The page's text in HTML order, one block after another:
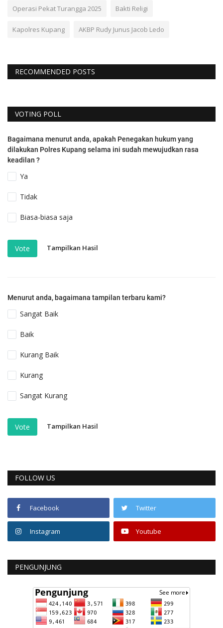
Operasi Pekat Turangga 2025 Bakti Religi
Kapolres Kupang AKBP Rudy Junus Jacob Ledo
RECOMMENDED POSTS
VOTING POLL
Bagaimana menurut anda, apakah Penegakan hukum yang
dilakukan Polres Kupang selama ini sudah mewujudkan rasa
keadilan ?
Ya
Tidak
Biasa-biasa saja
Vote Tampilkan Hasil
Menurut anda, bagaimana tampilan terbaru kami?
Sangat Baik
Baik
Kurang Baik
Kurang
Sangat Kurang
Vote Tampilkan Hasil
FOLLOW US
Facebook Twitter
Instagram Youtube
PENGUNJUNG